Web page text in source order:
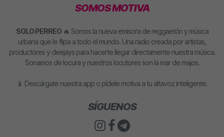
SOMOS MOTIVA
SOLO PERREO🔥 Somos la nueva emisora de reggaetón y música
urbana que le flipa a todo el mundo. Una radio creada por artistas,
productores y deejays para hacerte llegar directamente nuestra música.
Sonamos de locura y nuestros locutores son la mar de majos.
📱 Descárgate nuestra app o pídele motiva a tu altavoz inteligente.
SÍGUENOS